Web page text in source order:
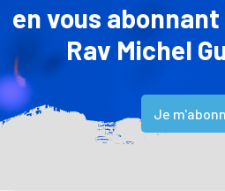
en vous
Rav Michel
Je